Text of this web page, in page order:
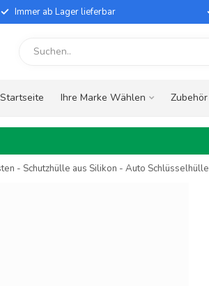
Immer ab Lager lieferbar
Startseite Ihre Marke Wählen Zubehör
- Schutzhülle aus Silikon - Auto